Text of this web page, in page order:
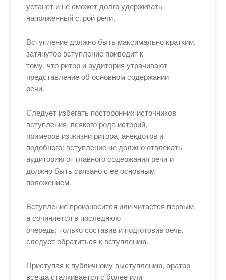
устанет и не сможет долго удерживать
напряженный строй речи.
Вступление должно быть максимально кратким,
затянутое вступление приводит к
тому, что ритор и аудитория утрачивают
представление об основном содержании
речи.
Следует избегать посторонних источников
вступления, всякого рода историй,
примеров из жизни ритора, анекдотов и
подобного: вступление не должно отвлекать
аудиторию от главного содержания речи и
должно быть связано с ее основным
положением.
Вступление произносится или читается первым,
а сочиняется в последнюю
очередь; только составив и подготовив речь,
следует обратиться к вступлению.
Приступая к публичному выступлению, оратор
всегда сталкивается с более или